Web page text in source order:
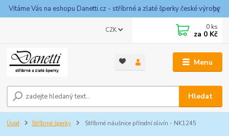
Vítáme Vás na eshopu Danetti.cz - stříbrné a zlaté šperky české výroby
Menu
CZK
Hledat
0 ks
za 0 Kč
Úvod Stříbrné šperky Stříbrné náušnice přírodní olivín - NK1245